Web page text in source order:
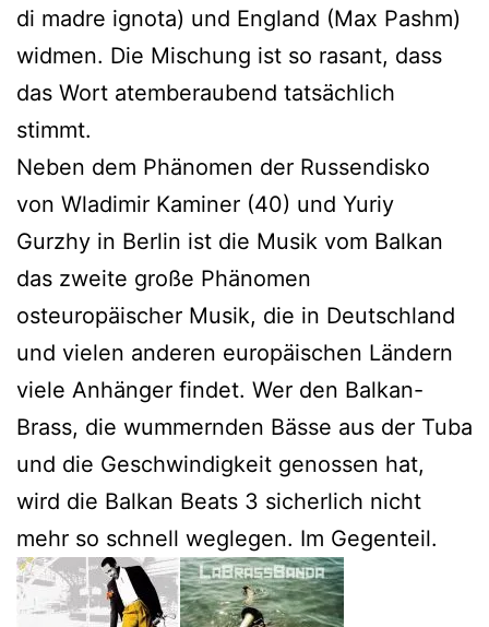
di madre ignota) und England (Max Pashm)
widmen. Die Mischung ist so rasant, dass
das Wort atemberaubend tatsächlich
stimmt.
Neben dem Phänomen der Russendisko
von Wladimir Kaminer (40) und Yuriy
Gurzhy in Berlin ist die Musik vom Balkan
das zweite große Phänomen
osteuropäischer Musik, die in Deutschland
und vielen anderen europäischen Ländern
viele Anhänger findet. Wer den Balkan-
Brass, die wummernden Bässe aus der Tuba
und die Geschwindigkeit genossen hat,
wird die Balkan Beats 3 sicherlich nicht
mehr so schnell weglegen. Im Gegenteil.